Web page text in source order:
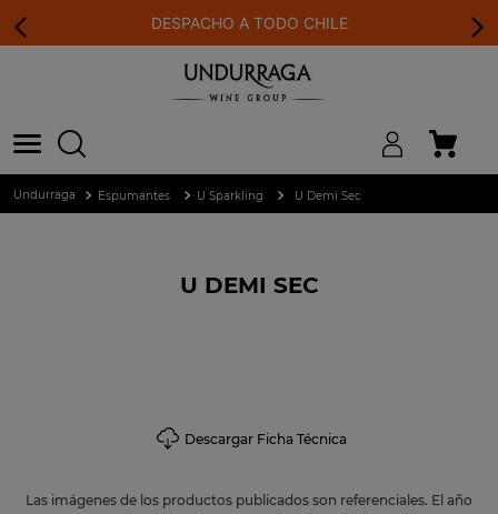
DESPACHO A TODO CHILE
Espumantes U Sparkling U Demi Sec
Descargar Ficha Técnica
Las imágenes de los productos publicados son referenciales. El año
U DEMI SEC